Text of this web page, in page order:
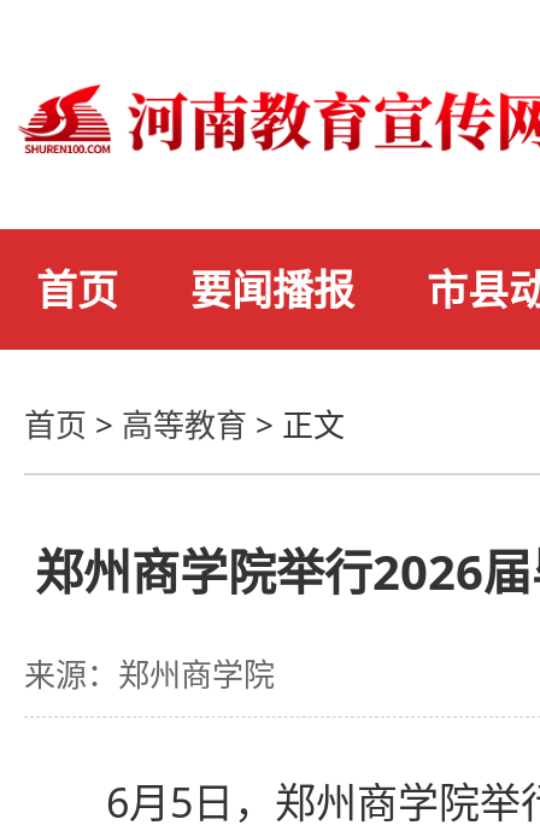
首页 要闻播报 市县
首页 > 高等教育 > 正文
郑州商学院举行2026
来源：郑州商学院
6月5日，郑州商学院举